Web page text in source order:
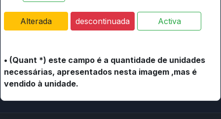
Alterada descontinuada Activa
• (Quant *) este campo é a quantidade de unidades
necessárias, apresentados nesta imagem ,mas é
vendido à unidade.